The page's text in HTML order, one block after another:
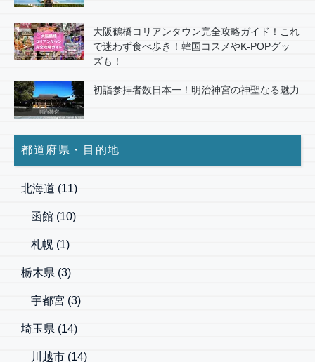
大阪鶴橋コリアンタウン完全攻略ガイド！これ
で迷わず食べ歩き！韓国コスメやK-POPグッ
ズも！
初詣参拝者数日本一！明治神宮の神聖なる魅力
都道府県・目的地
北海道 (11)
函館 (10)
札幌 (1)
栃木県 (3)
宇都宮 (3)
埼玉県 (14)
川越市 (14)